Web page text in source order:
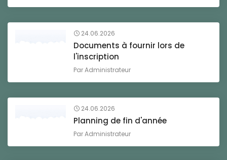
24.06.2026
Documents à fournir lors de
l'inscription
ParAdministrateur
24.06.2026
Planning de fin d'année
ParAdministrateur